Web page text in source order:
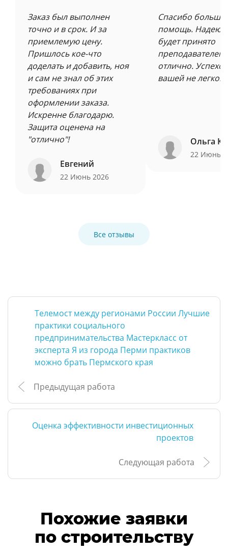
Заказ был выполнен
точно и в срок. И за
приемлемую цену.
Пришлось кое-что
доделать и добавить, ноя
и сам не знал об этих
требованиях при
оформлении заказа.
Искренне благодарю.
Защита оценена на
"отлично"!
Евгений
22 Июнь 2026
Спасибо
помощь.
будет принято
преподавателем
отлично.
вашей не легкой
Ольга
22 Июнь
Все отзывы
Телемост между регионами России Лучшие
практики социального
предпринимательства Мастеркласс от
эксперта Я из города Перми практиков
можно брать Пермского края
Предыдущая работа
Оценка эффективности инвестиционных
проектов
Следующая работа
Похожие заявки
по строительству